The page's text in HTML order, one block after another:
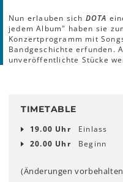
Nun erlauben sich DOTA
jedem Album" haben sie
Konzertprogramm mit
Bandgeschichte erfunden.
unveröffentlichte Stücke
TIMETABLE
19.00 Uhr
Einlass
20.00 Uhr
Beginn
(Änderungen